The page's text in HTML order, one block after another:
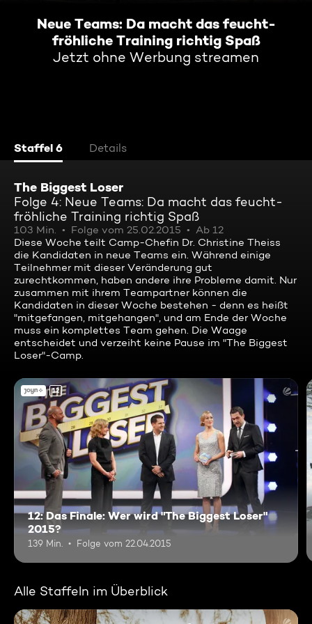
Neue Teams: Da macht das feucht-
fröhliche Training richtig Spaß
Jetzt ohne Werbung streamen
Staffel 6 Details
The Biggest Loser
Folge 4: Neue Teams: Da macht das feucht-
fröhliche Training richtig Spaß
103 Min. Folge vom 25.02.2015
Ab 12
Diese Woche teilt Camp-Chefin Dr. Christine Theiss
die Kandidaten in neue Teams ein. Während einige
Teilnehmer mit dieser Veränderung gut
zurechtkommen, haben andere ihre Probleme damit. Nur
zusammen mit ihrem Teampartner können die
Kandidaten in dieser Woche bestehen - denn es heißt
"mitgefangen, mitgehangen", und am Ende der Woche
muss ein komplettes Team gehen. Die Waage
entscheidet und verzeiht keine Pause im "The Biggest
Loser"-Camp.
12
12: Das Finale: Wer wird "The Biggest Loser"
2015?
139 Min. Folge vom 22.04.2015
Alle Staffeln im Überblick